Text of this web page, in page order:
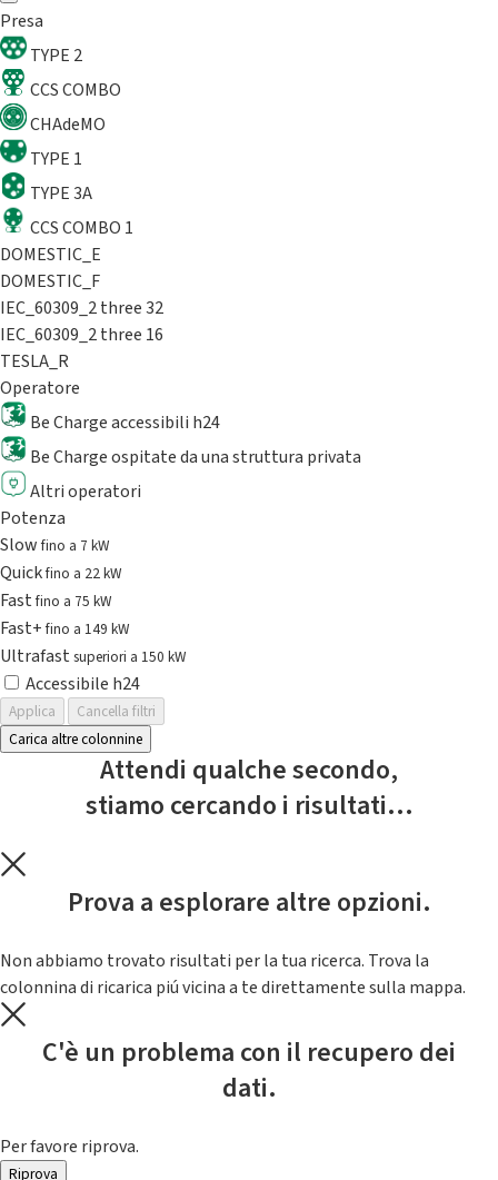
Presa
TYPE 2
CCS COMBO
CHAdeMO
TYPE 1
TYPE 3A
CCS COMBO 1
DOMESTIC_E
DOMESTIC_F
IEC_60309_2 three 32
IEC_60309_2 three 16
TESLA_R
Operatore
Be Charge accessibili h24
Be Charge ospitate da una struttura privata
Altri operatori
Potenza
Slowfino a 7 kW
Quickfino a 22 kW
Fastfino a 75 kW
Fast+fino a 149 kW
Ultrafast superiori a 150 kW
Accessibile h24
Applica
Cancella filtri
Carica altre colonnine
Attendi qualche secondo,
stiamo cercando i risultati...
Prova a esplorare altre opzioni.
Non abbiamo trovato risultati per la tua ricerca. Trova la
colonnina di ricarica piú vicina a te direttamente sulla mappa.
C'è un problema con il recupero dei
dati.
Per favore riprova.
Riprova